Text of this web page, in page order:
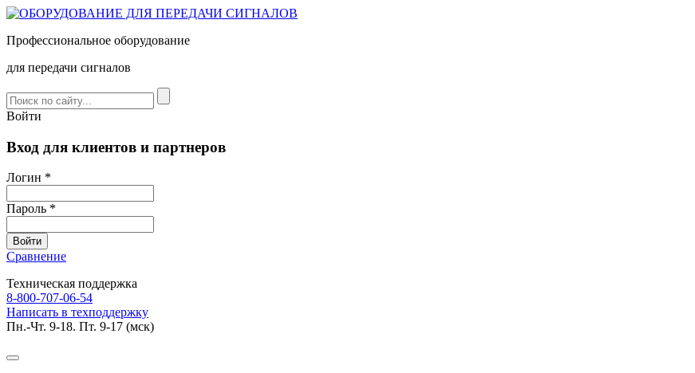
Профессиональное оборудование
для передачи сигналов
Войти
Вход для клиентов и партнеров
Логин *
Пароль *
Сравнение
Техническая поддержка
8-800-707-06-54
Написать в техподдержку
Пн.-Чт. 9-18. Пт. 9-17 (мск)